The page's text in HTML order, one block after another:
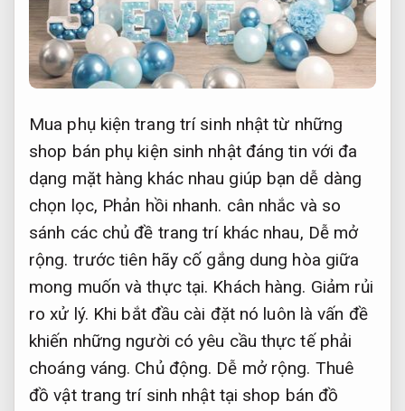
Mua phụ kiện trang trí sinh nhật từ những
shop bán phụ kiện sinh nhật đáng tin với đa
dạng mặt hàng khác nhau giúp bạn dễ dàng
chọn lọc, Phản hồi nhanh. cân nhắc và so
sánh các chủ đề trang trí khác nhau, Dễ mở
rộng. trước tiên hãy cố gắng dung hòa giữa
mong muốn và thực tại. Khách hàng. Giảm rủi
ro xử lý. Khi bắt đầu cài đặt nó luôn là vấn đề
khiến những người có yêu cầu thực tế phải
choáng váng. Chủ động. Dễ mở rộng. Thuê
đồ vật trang trí sinh nhật tại shop bán đồ